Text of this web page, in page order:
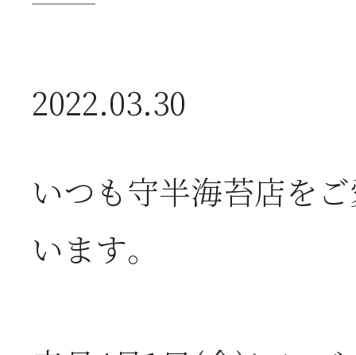
2026年07月01日
2026年06月28日
2022.03.30
いつも守半海苔店を
います。